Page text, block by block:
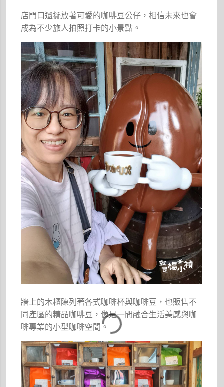
店門口還擺放著可愛的咖啡豆公仔，相信未來也會
成為不少旅人拍照打卡的小景點。
牆上的木櫃陳列著各式咖啡杯與咖啡豆，也販售不
同產區的精品咖啡豆，像是一間融合生活美感與咖
啡專業的小型咖啡空間。